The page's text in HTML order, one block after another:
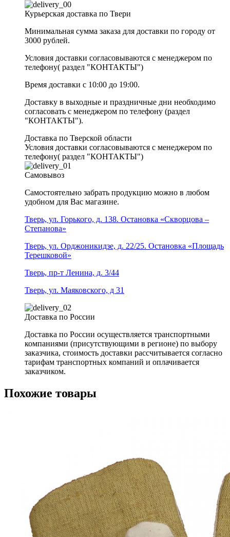
Курьерская доставка по Твери
Минимальная сумма заказа для доставки по городу от
3000 рублей.
Условия доставки согласовываются с менеджером по
телефону( раздел "КОНТАКТЫ")
Время доставки с 10:00 до 19:00.
Доставку в выходные и праздничные дни необходимо
согласовать с менеджером по телефону (раздел
"КОНТАКТЫ").
Доставка по Тверской области
Условия доставки согласовываются с менеджером по
телефону( раздел "КОНТАКТЫ")
Самовывоз
Самостоятельно забрать продукцию можно в любом
удобном для Вас магазине.
Тверь, ул. Горького, д. 138. Остановка «Скворцова –
Степанова»
Тверь, ул. Орджоникидзе, д. 22/25. Остановка «Площадь
Терешковой»
Тверь, пр-т Ленина, д. 3/44
Тверь, ул. Маяковского, д 31
Доставка по России
Доставка по России осуществляется транспортными
компаниями (присутствующими в регионе) по выбору
заказчика, стоимость доставки рассчитывается согласно
тарифам транспортных компаний и оплачивается
заказчиком.
Похожие товары